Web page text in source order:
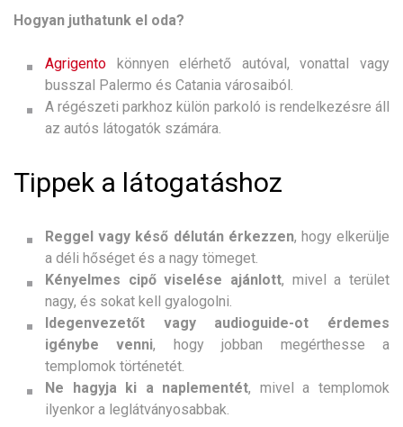
Hogyan juthatunk el oda?
Agrigento könnyen elérhető autóval, vonattal vagy
busszal Palermo és Catania városaiból.
A régészeti parkhoz külön parkoló is rendelkezésre áll
az autós látogatók számára.
Tippek a látogatáshoz
Reggel vagy késő délután érkezzen, hogy elkerülje
a déli hőséget és a nagy tömeget.
Kényelmes cipő viselése ajánlott, mivel a terület
nagy, és sokat kell gyalogolni.
Idegenvezetőt vagy audioguide-ot érdemes
igénybe venni, hogy jobban megérthesse a
templomok történetét.
Ne hagyja ki a naplementét, mivel a templomok
ilyenkor a leglátványosabbak.